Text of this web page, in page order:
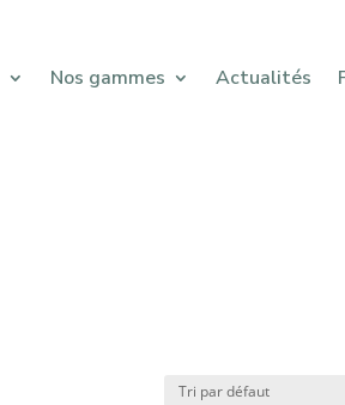
Nos gammes Actualités